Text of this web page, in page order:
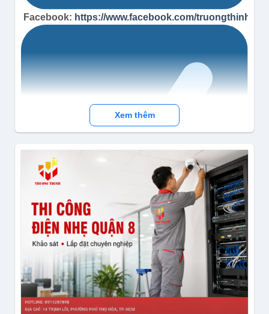
Facebook: https://www.facebook.com/
Instagram:
https://www.instagram.com/congnghetruongthinh/
Xem thêm